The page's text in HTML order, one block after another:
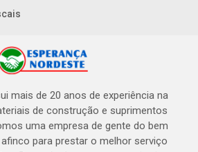
mais de 20 anos de experiência na
de construção e suprimentos
uma empresa de gente do bem
para prestar o melhor serviço